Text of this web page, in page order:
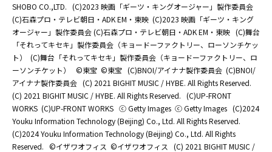
SHOBO CO.,LTD. (C)2023 映画「ギーツ・キングオージャー」製作委員会
(C)石森プロ・テレビ朝日・ADK EM・東映 (C)2023 映画「ギーツ・キング
オージャー」製作委員会 (C)石森プロ・テレビ朝日・ADK EM・東映 (C)舞台
「それってキセキ」製作委員会（キョードーファクトリー、ローソンチケッ
ト）
(C)舞台「それってキセキ」製作委員会（キョードーファクトリー、ロ
ーソンチケット）
©東宝 ©東宝 (C)BNOI/アイナナ製作委員会 (C)BNOI/
アイナナ製作委員会 (C) 2021 BIGHIT MUSIC / HYBE. All Rights Reserved.
(C) 2021 BIGHIT MUSIC / HYBE. All Rights Reserved. (C)UP-FRONT
WORKS (C)UP-FRONT WORKS ⓒ Getty Images ⓒ Getty Images (C)2024
Youku Information Technology (Beijing) Co., Ltd. All Rights Reserved.
(C)2024 Youku Information Technology (Beijing) Co., Ltd. All Rights
Reserved. ©イザワオフィス ©イザワオフィス
(C) 2021 BIGHIT MUSIC /